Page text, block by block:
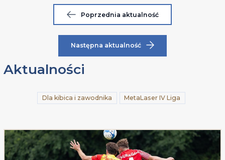
Poprzednia aktualność
Następna aktualność
Aktualności
Dla kibica i zawodnika MetaLaser IV Liga